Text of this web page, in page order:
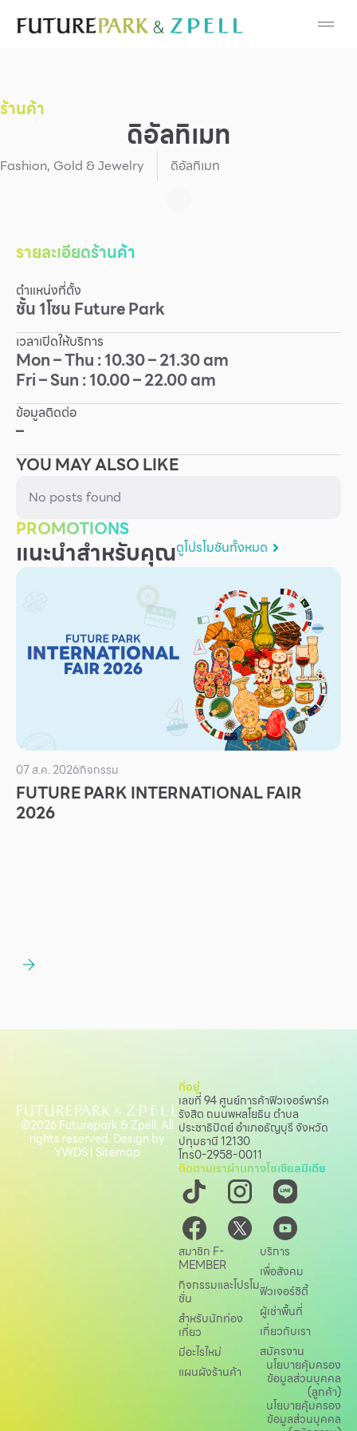
Cosmetic
Fashion
Gold & Jewelry
IT
Mobile
Other
Service
สมาชิก F-MEMBER
สำหรับนักท่องเที่ยว
ฟิวเจอร์ซิตี้
IR
สมัครงาน
ร้านค้า
ดิอัลทิเมท
Fashion, Gold & Jewelry ดิอัลทิเมท
รายละเอียดร้านค้า
ตำแหน่งที่ตั้ง
ชั้น1โซนFuture Park
เวลาเปิดให้บริการ
Mon – Thu : 10.30 – 21.30 am
Fri – Sun : 10.00 – 22.00 am
ข้อมูลติดต่อ
–
YOU MAY ALSO LIKE
No posts found
PROMOTIONS
แนะนำสำหรับคุณดูโปรโมชันทั้งหมด
07 ส.ค. 2026กิจกรรม
FUTURE PARK INTERNATIONAL FAIR
2026
ที่อยู่
เลขที่ 94 ศูนย์การค้าฟิวเจอร์พาร์ค
รังสิต ถนนพหลโยธิน ตำบล
ประชาธิปัตย์ อำเภอธัญบุรี จังหวัด
ปทุมธานี 12130
โทร0-2958-0011
ติดตามเราผ่านทางโซเชียลมีเดีย
สมาชิก F-
MEMBER
กิจกรรมและโปรโม
ชั่น
สำหรับนักท่อง
เที่ยว
มีอะไรใหม่
แผนผังร้านค้า
บริการ
เพื่อสังคม
ฟิวเจอร์ซิตี้
ผู้เช่าพื้นที่
เกี่ยวกับเรา
สมัครงาน
นโยบายคุ้มครอง
ข้อมูลส่วนบุคคล
(ลูกค้า)
นโยบายคุ้มครอง
ข้อมูลส่วนบุคคล
©2026 Futurepark & Zpell. All
rights reserved. Design by
YWDS| Sitemap